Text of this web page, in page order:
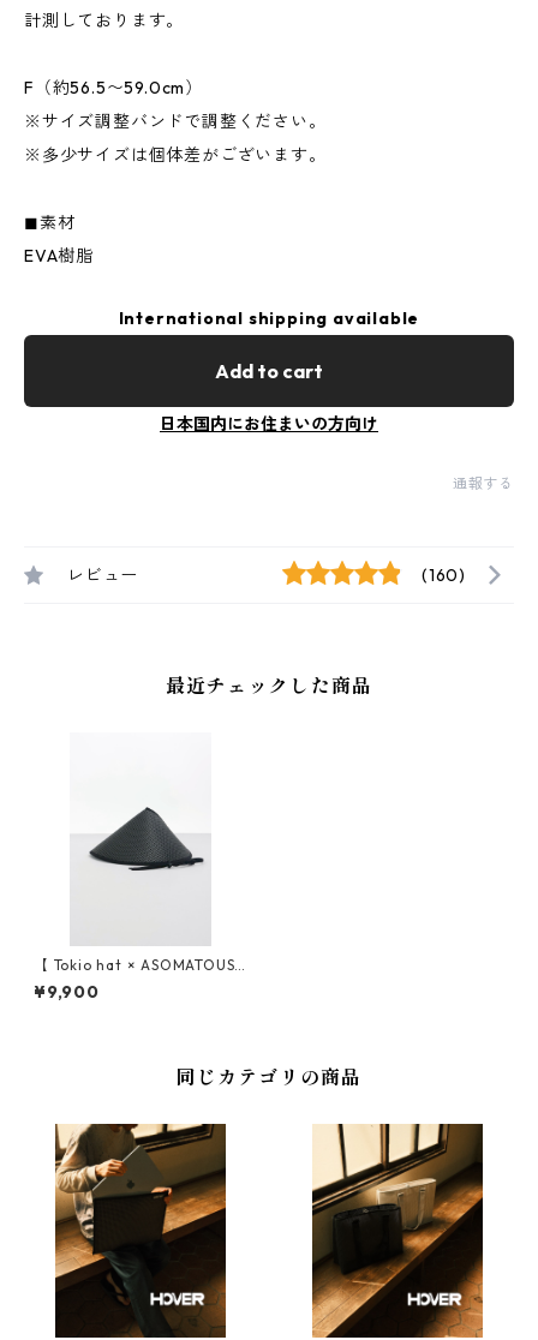
計測しております。
F（約56.5〜59.0cm）
※サイズ調整バンドで調整ください。
※多少サイズは個体差がございます。
◼︎素材
EVA樹脂
International shipping available
Add to cart
日本国内にお住まいの方向け
通報する
レビュー (160)
最近チェックした商品
【 Tokio hat × ASOMATOUS
（トーキョーハット × アソマ
タス） 】 EVA CHILLBA HAT
¥9,900
同じカテゴリの商品